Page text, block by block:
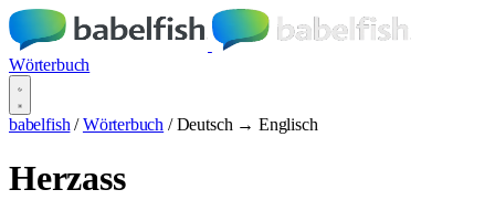
Wörterbuch
babelfish / Wörterbuch / Deutsch → Englisch
Herzass